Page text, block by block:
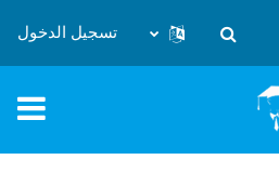
تبديل إدخال البحث
تسجيل الدخول